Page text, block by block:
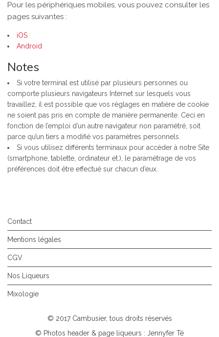
Pour les périphériques mobiles, vous pouvez consulter les
pages suivantes :
iOS
Android
Notes
Si votre terminal est utilisé par plusieurs personnes ou
comporte plusieurs navigateurs Internet sur lesquels vous
travaillez, il est possible que vos réglages en matière de cookie
ne soient pas pris en compte de manière permanente. Ceci en
fonction de l’emploi d’un autre navigateur non paramétré, soit
parce qu’un tiers a modifié vos paramètres personnels.
Si vous utilisez différents terminaux pour accéder à notre Site
(smartphone, tablette, ordinateur et.), le paramétrage de vos
préférences doit être effectué sur chacun d’eux.
Contact
Mentions légales
CGV
Nos Liqueurs
Mixologie
© 2017 Cambusier, tous droits réservés
© Photos header & page liqueurs : Jennyfer Té